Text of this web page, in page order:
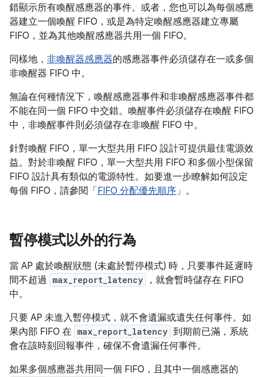
錯顯示所有喚醒感應器的事件。或者，您也可以為每個感應
器建立一個喚醒 FIFO，或是為特定喚醒感應器建立專屬
FIFO，並為其他喚醒感應器共用一個 FIFO。
同樣地， 非喚醒器感應器的感應器事件必須儲存在一或多個
非喚醒器 FIFO 中。
無論在何種情況下，喚醒感應器事件和非喚醒感應器事件都
不能在同一個 FIFO 中交錯。喚醒事件必須儲存在喚醒 FIFO
中，非喚醒事件則必須儲存在非喚醒 FIFO 中。
針對喚醒 FIFO，單一大型共用 FIFO 設計可提供最佳電源效
益。對於非喚醒 FIFO，單一大型共用 FIFO 和多個小型保留
FIFO 設計具有類似的電源特性。如要進一步瞭解如何設定
每個 FIFO，請參閱「 FIFO 分配優先順序」。
暫停模式以外的行為
當 AP 處於喚醒狀態 (未處於暫停模式) 時，只要事件延遲時
間不超過 max_report_latency
，就會暫時儲存在 FIFO
中。
只要 AP 未進入暫停模式，就不會遺漏或遺失任何事件。如
果內部 FIFO 在 max_report_latency 到期前已滿，系統
會在該時刻回報事件，確保不會遺漏任何事件。
如果多個感應器共用同一個 FIFO，且其中一個感應器的